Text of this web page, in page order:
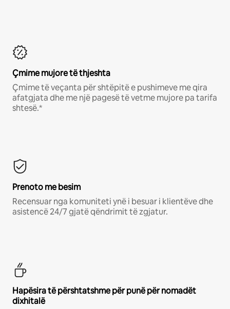
Çmime mujore të thjeshta
Çmime të veçanta për shtëpitë e pushimeve me qira
afatgjata dhe me një pagesë të vetme mujore pa tarifa
shtesë.*
Prenoto me besim
Recensuar nga komuniteti ynë i besuar i klientëve dhe
asistencë 24/7 gjatë qëndrimit të zgjatur.
Hapësira të përshtatshme për punë për nomadët
dixhitalë